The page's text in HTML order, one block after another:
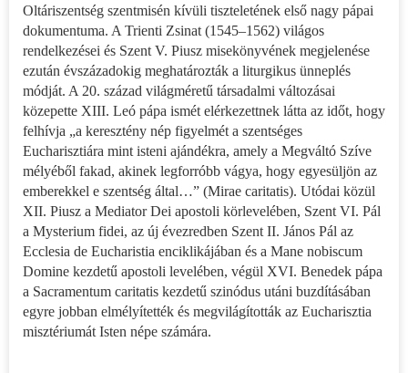
Oltáriszentség szentmisén kívüli tiszteletének első nagy pápai
dokumentuma. A Trienti Zsinat (1545–1562) világos
rendelkezései és Szent V. Piusz misekönyvének megjelenése
ezután évszázadokig meghatározták a liturgikus ünneplés
módját. A 20. század világméretű társadalmi változásai
közepette XIII. Leó pápa ismét elérkezettnek látta az időt, hogy
felhívja „a keresztény nép figyelmét a szentséges
Eucharisztiára mint isteni ajándékra, amely a Megváltó Szíve
mélyéből fakad, akinek legforróbb vágya, hogy egyesüljön az
emberekkel e szentség által…” (Mirae caritatis). Utódai közül
XII. Piusz a Mediator Dei apostoli körlevelében, Szent VI. Pál
a Mysterium fidei, az új évezredben Szent II. János Pál az
Ecclesia de Eucharistia enciklikájában és a Mane nobiscum
Domine kezdetű apostoli levelében, végül XVI. Benedek pápa
a Sacramentum caritatis kezdetű szinódus utáni buzdításában
egyre jobban elmélyítették és megvilágították az Eucharisztia
misztériumát Isten népe számára.